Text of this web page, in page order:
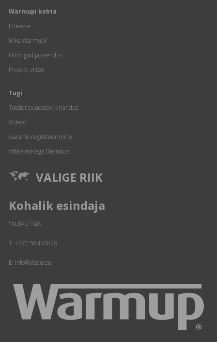
Warmupi kohta
Ettevõte
Miks Warmup?
Uuringud ja arendus
Projekti viited
Tugi
Toodet puudutav kirjandus
Videod
Garantii registreerimine
Võtke meiega ühendust
VALIGE RIIK
Kohalik esindaja
"ALBAU" SIA
T: +372 58440028
E: info@albau.eu